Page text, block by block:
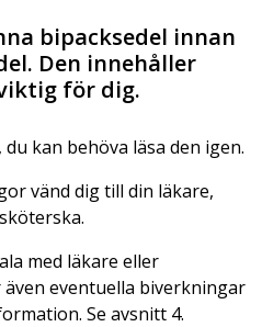
bipacksedel innan
Den innehåller
för dig.
kan behöva läsa den igen.
vänd dig till din läkare,
med läkare eller
eventuella biverkningar
Se avsnitt 4.